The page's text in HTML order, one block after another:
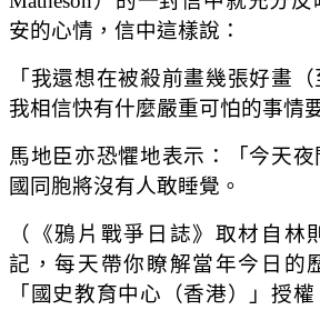
安的心情，信中這樣說：
「我還想在被殺前畫幾張好畫
我相信快有什麼嚴重可怕的事情
馬地臣亦恐懼地表示：「今天
國同胞將沒有人敢睡覺。
（《鴉片戰爭日誌》取材自林
記，每天帶你瞭解當年今日的
「國史教育中心（香港）」授